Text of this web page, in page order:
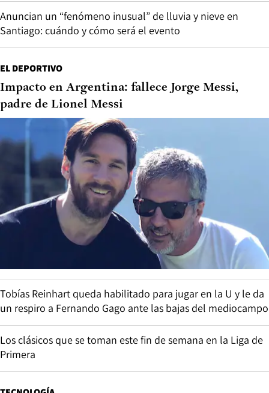
Anuncian un “fenómeno inusual” de lluvia y nieve en
Santiago: cuándo y cómo será el evento
EL DEPORTIVO
Impacto en Argentina: fallece Jorge Messi,
padre de Lionel Messi
Tobías Reinhart queda habilitado para jugar en la U y le da
un respiro a Fernando Gago ante las bajas del mediocampo
Los clásicos que se toman este fin de semana en la Liga de
Primera